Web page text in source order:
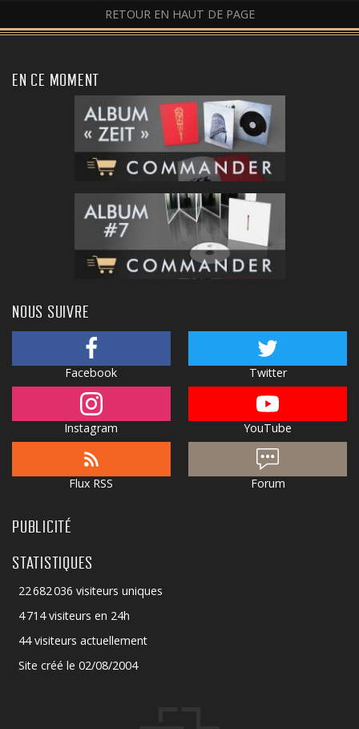
RETOUR EN HAUT DE PAGE
EN CE MOMENT
NOUS SUIVRE
Facebook Twitter
Instagram YouTube
Flux RSS Forum
PUBLICITÉ
STATISTIQUES
22 682 036 visiteurs uniques
4 714 visiteurs en 24h
44 visiteurs actuellement
Site créé le 02/08/2004